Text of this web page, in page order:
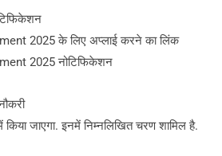
2025 के लिए अप्लाई करने का लिंक
2025 नोटिफिकेशन
किया जाएगा. इनमें निम्नलिखित चरण शामिल है.